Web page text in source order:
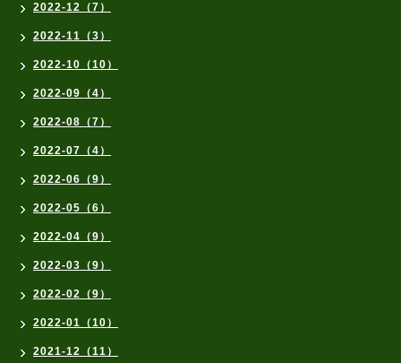
2022-12（7）
2022-11（3）
2022-10（10）
2022-09（4）
2022-08（7）
2022-07（4）
2022-06（9）
2022-05（6）
2022-04（9）
2022-03（9）
2022-02（9）
2022-01（10）
2021-12（11）